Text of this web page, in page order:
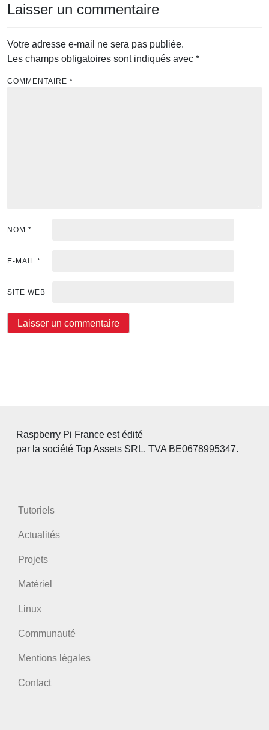
Laisser un commentaire
Votre adresse e-mail ne sera pas publiée.
Les champs obligatoires sont indiqués avec *
COMMENTAIRE *
NOM *
E-MAIL *
SITE WEB
Raspberry Pi France est édité
par la société Top Assets SRL. TVA BE0678995347.
Tutoriels
Actualités
Projets
Matériel
Linux
Communauté
Mentions légales
Contact